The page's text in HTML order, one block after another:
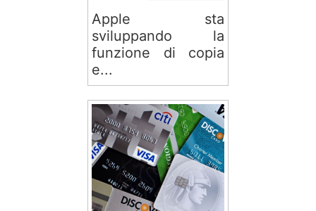
Apple sta
sviluppando la
funzione di copia
e...